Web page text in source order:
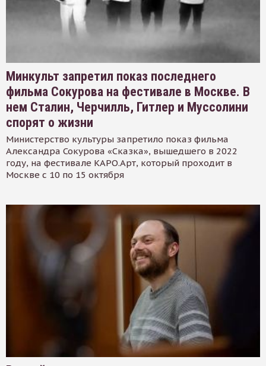
Минкульт запретил показ последнего
фильма Сокурова на фестивале в Москве. В
нем Сталин, Черчилль, Гитлер и Муссолини
спорят о жизни
Министерство культуры запретило показ фильма
Александра Сокурова «Сказка», вышедшего в 2022
году, на фестивале КАРО.Арт, который проходит в
Москве с 10 по 15 октября